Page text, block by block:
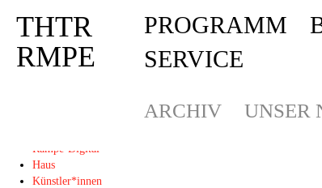
Deprecated : Die Funktion post_permalink ist seit Version 4.4.0
THTR
RMPE
Rampe-Digital
Haus
Künstler*innen
THTR
RMPE
PROGRAMM
SERVICE
ARCHIV UNSER